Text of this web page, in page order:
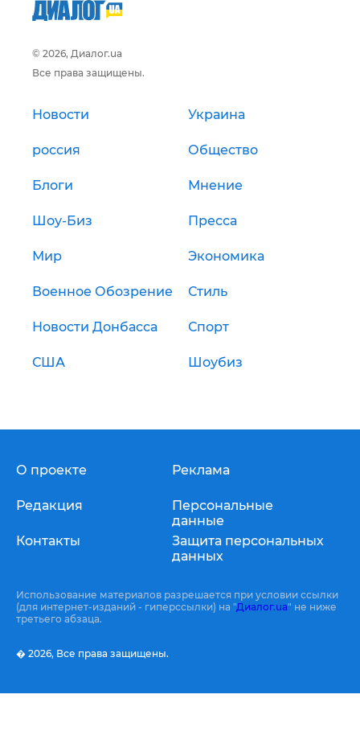
© 2026, Диалог.ua
Все права защищены.
Новости Украина
россия Общество
Блоги Мнение
Шоу-Биз Пресса
Мир Экономика
Военное Обозрение Стиль
Новости Донбасса Спорт
США Шоубиз
О проекте
Редакция
Контакты
Реклама
Персональные
данные
Защита персональных
данных
Использование материалов разрешается при условии ссылки
(для интернет-изданий - гиперссылки) на "Диалог.ua" не ниже
третьего абзаца.
� 2026, Все права защищены.